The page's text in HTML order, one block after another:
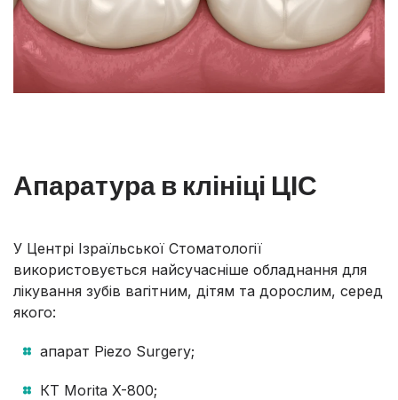
Апаратура в клініці ЦІС
У Центрі Ізраїльської Стоматології
використовується найсучасніше обладнання для
лікування зубів вагітним, дітям та дорослим, серед
якого:
апарат Piezo Surgery;
КТ Morita X-800;